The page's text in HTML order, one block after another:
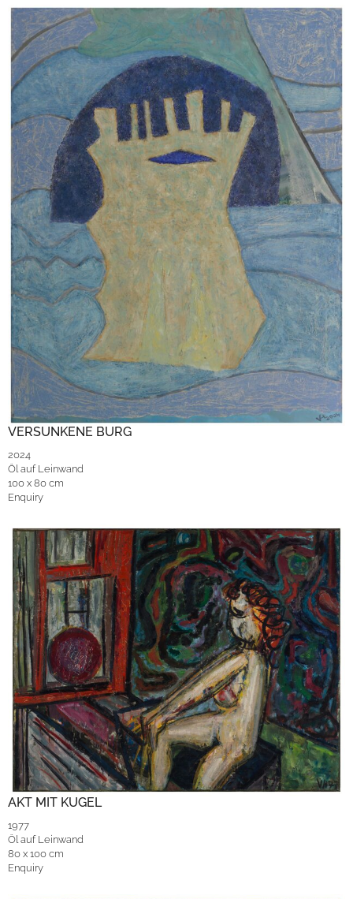
VERSUNKENE BURG
2024
Öl auf Leinwand
100 x 80 cm
Enquiry
AKT MIT KUGEL
1977
Öl auf Leinwand
80 x 100 cm
Enquiry